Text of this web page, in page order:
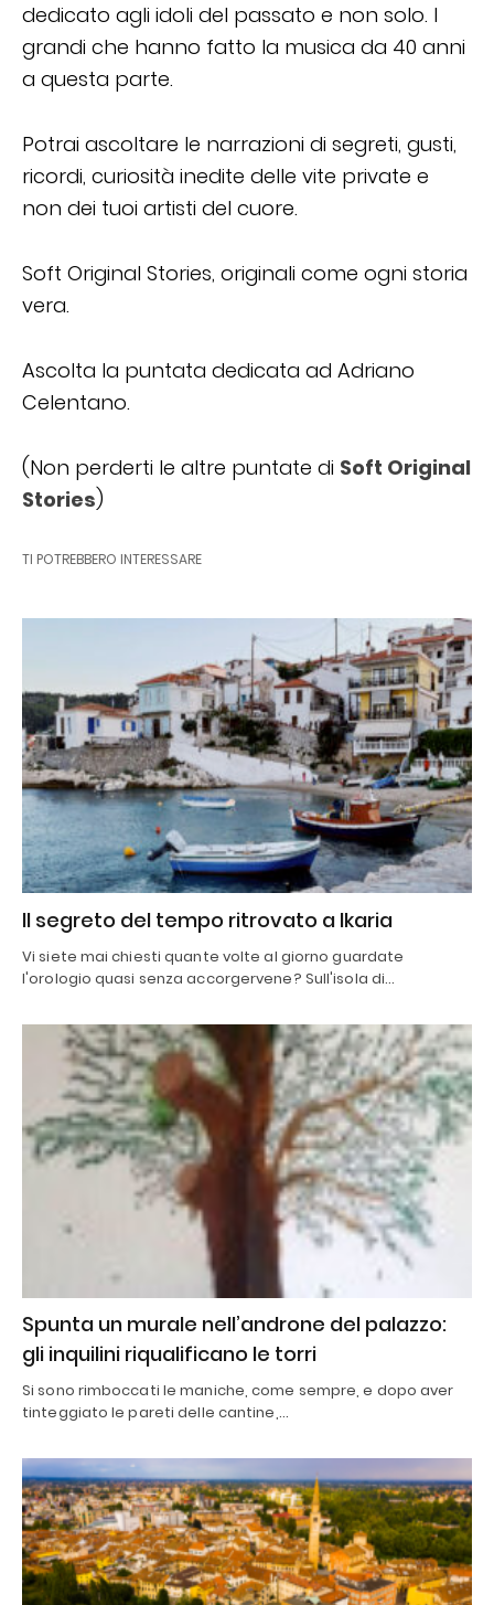
dedicato agli idoli del passato e non solo. I
grandi che hanno fatto la musica da 40 anni
a questa parte.
Potrai ascoltare le narrazioni di segreti, gusti,
ricordi, curiosità inedite delle vite private e
non dei tuoi artisti del cuore.
Soft Original Stories, originali come ogni storia
vera.
Ascolta la puntata dedicata ad Adriano
Celentano.
(Non perderti le altre puntate di Soft Original
Stories)
TI POTREBBERO INTERESSARE
Il segreto del tempo ritrovato a Ikaria
Vi siete mai chiesti quante volte al giorno guardate
l'orologio quasi senza accorgervene? Sull'isola di…
Spunta un murale nell’androne del palazzo:
gli inquilini riqualificano le torri
Si sono rimboccati le maniche, come sempre, e dopo aver
tinteggiato le pareti delle cantine,…